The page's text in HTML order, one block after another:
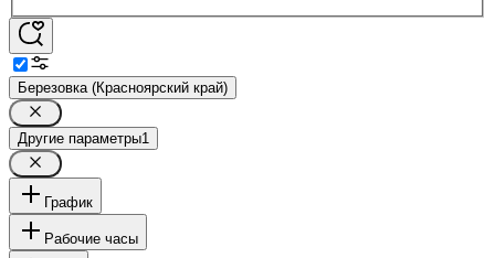
Березовка (Красноярский край)
Другие параметры1
График
Рабочие часы